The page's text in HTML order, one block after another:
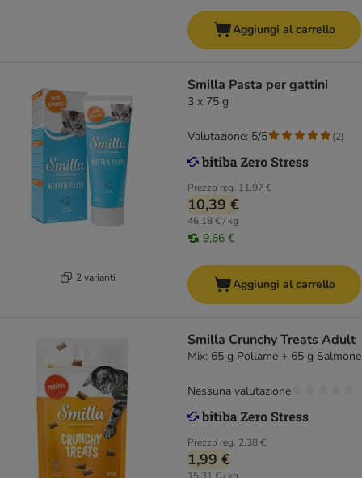
Aggiungi al carrello
2 varianti
Smilla Pasta per gattini
3 x 75 g
Prezzo reg. 11,97 €
10,39 €
46,18 € / kg
9,66 €
Valutazione: 5/5 (2)
Aggiungi al carrello
Smilla Crunchy Treats Adult
Mix: 65 g Pollame + 65 g Salmone
Prezzo reg. 2,38 €
1,99 €
Nessuna valutazione